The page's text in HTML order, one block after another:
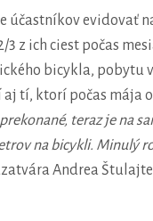
účastníkov evidovať
z ich ciest počas
bicykla, pobytu
tí, ktorí počas mája
teraz je na
na bicykli. Minulý
Andrea